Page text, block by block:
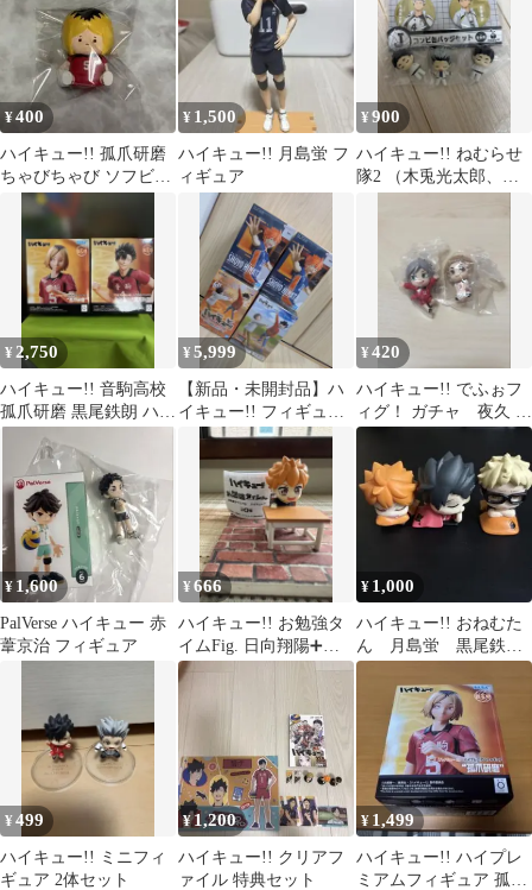
¥400
ハイキュー!! 孤爪研磨
ちゃびちゃび ソフビフ
ィギュア
¥ 1,500
ハイキュー!! 月島蛍 フ
ィギュア
¥900
ハイキュー!! ねむらせ
隊2 （木兎光太郎、赤
¥ 2,750
ハイキュー!! 音駒高校
孤爪研磨 黒尾鉄朗 ハイ
¥5,999
【新品・未開封品】ハ
イキュー!! フィギュア
日向翔陽 計4個セット
¥420
ハイキュー!! でふぉフ
ィグ！ ガチャ 夜久 リ
エーフ 音駒
¥ 1,600
PalVerse ハイキュー 赤
葦京治 フィギュア
¥666
ハイキュー!! お勉強タ
イムFig. 日向翔陽➕お
まけ付き
¥ 1,000
ハイキュー!! おねむた
ん 月島蛍 黒尾鉄
朗 日向翔陽
¥499
ハイキュー!! ミニフィ
ギュア 2体セット
¥1,200
ハイキュー!! クリアフ
ァイル 特典セット
¥ 1,499
ハイキュー!! ハイプレ
ミアムフィギュア 孤爪